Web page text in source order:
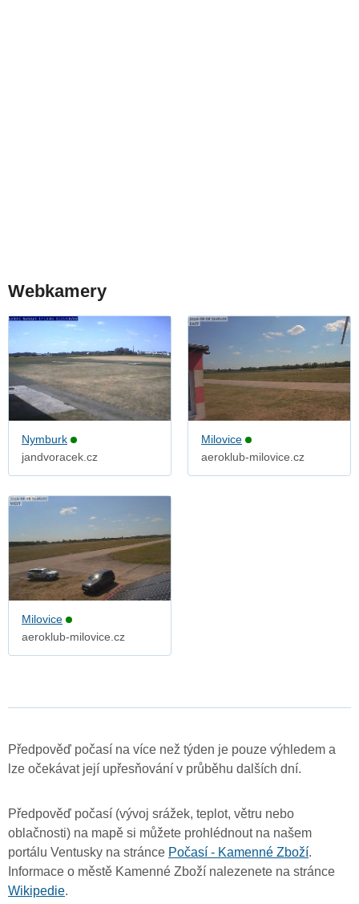
Webkamery
Nymburk
jandvoracek.cz
Milovice
aeroklub-milovice.cz
Milovice
aeroklub-milovice.cz
Předpověď počasí na více než týden je pouze výhledem a
lze očekávat její upřesňování v průběhu dalších dní.
Předpověď počasí (vývoj srážek, teplot, větru nebo
oblačnosti) na mapě si můžete prohlédnout na našem
portálu Ventusky na stránce Počasí - Kamenné Zboží.
Informace o městě Kamenné Zboží nalezenete na stránce
Wikipedie.